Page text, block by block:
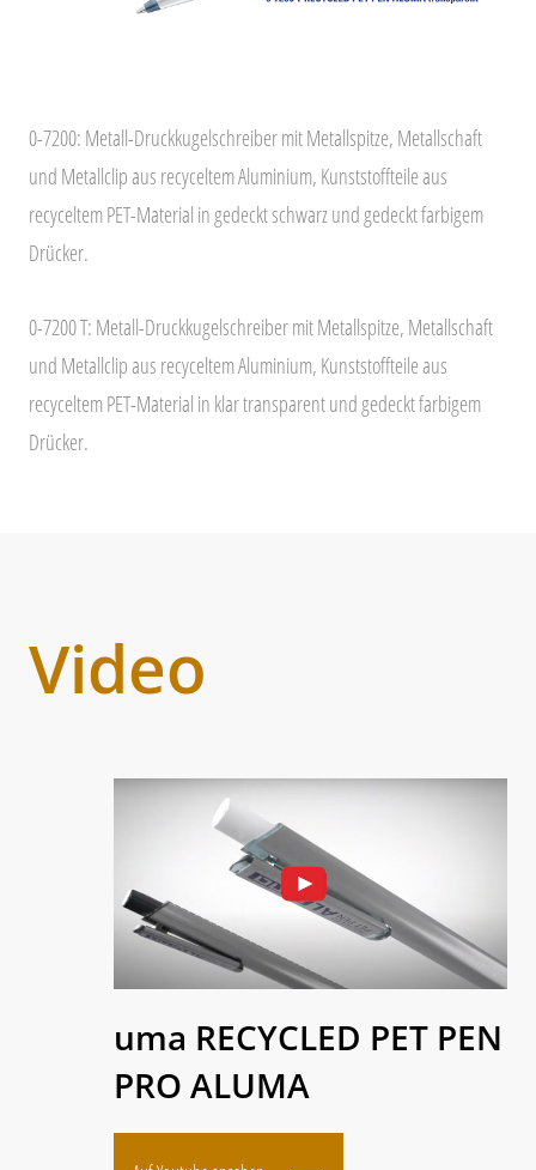
0-7200: Metall-Druckkugelschreiber mit Metallspitze, Metallschaft
und Metallclip aus recyceltem Aluminium, Kunststoffteile aus
recyceltem PET-Material in gedeckt schwarz und gedeckt farbigem
Drücker.
0-7200 T: Metall-Druckkugelschreiber mit Metallspitze, Metallschaft
und Metallclip aus recyceltem Aluminium, Kunststoffteile aus
recyceltem PET-Material in klar transparent und gedeckt farbigem
Drücker.
Video
uma RECYCLED PET PEN
PRO ALUMA